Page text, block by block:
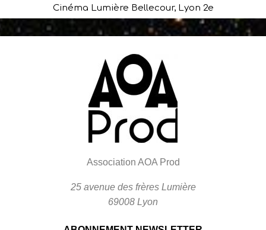
Cinéma Lumière Bellecour, Lyon 2e
Association AOA Prod
25 avenue des frères Lumière
69008 Lyon